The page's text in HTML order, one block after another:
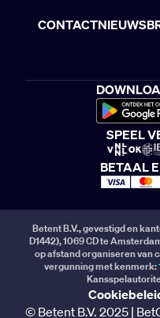
CONTACT
SPEEL
BETAAL
Betent B.V., gevestigd en
D1442), 1069 CD te
op afstand organiseren van
vergunning met kenmerk:
© Betent B.V. 2025 |